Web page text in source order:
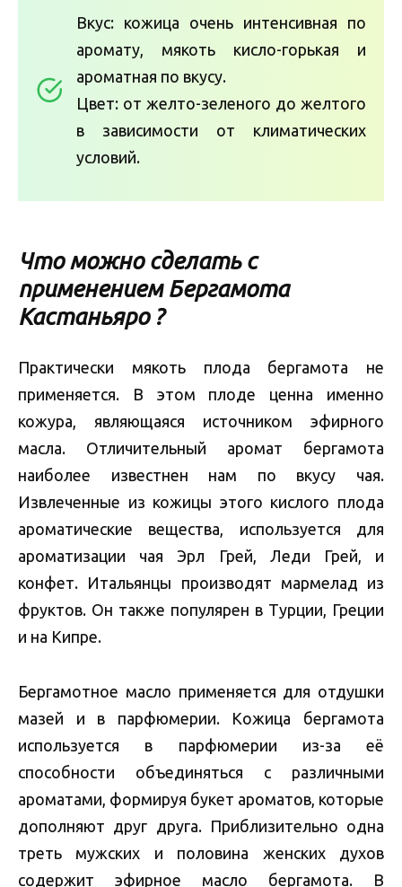
Вкус: кожица очень интенсивная по
аромату, мякоть кисло-горькая и
ароматная по вкусу.
Цвет: от желто-зеленого до желтого
в зависимости от климатических
условий.
Что можно сделать с
применением Бергамота
Кастаньяро ?
Практически мякоть плода бергамота не
применяется. В этом плоде ценна именно
кожура, являющаяся источником эфирного
масла. Отличительный аромат бергамота
наиболее известнен нам по вкусу чая.
Извлеченные из кожицы этого кислого плода
ароматические вещества, используется для
ароматизации чая Эрл Грей, Леди Грей, и
конфет. Итальянцы производят мармелад из
фруктов. Он также популярен в Турции, Греции
и на Кипре.
Бергамотное масло применяется для отдушки
мазей и в парфюмерии. Кожица бергамота
используется в парфюмерии из-за её
способности объединяться с различными
ароматами, формируя букет ароматов, которые
дополняют друг друга. Приблизительно одна
треть мужских и половина женских духов
содержит эфирное масло бергамота. В